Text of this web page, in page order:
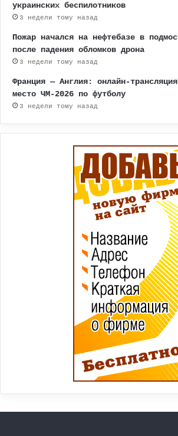
украинских беспилотников
3 недели тому назад
Пожар начался на нефтебазе в
после падения обломков дрона
3 недели тому назад
Франция — Англия: онлайн-
место ЧМ-2026 по футболу
3 недели тому назад